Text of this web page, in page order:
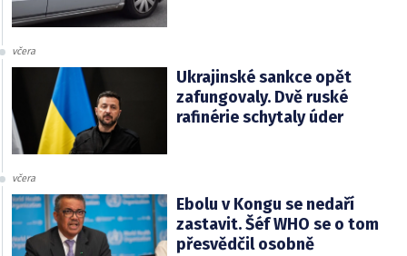
včera
Ukrajinské sankce opět
zafungovaly. Dvě ruské
rafinérie schytaly úder
včera
Ebolu v Kongu se nedaří
zastavit. Šéf WHO se o tom
přesvědčil osobně